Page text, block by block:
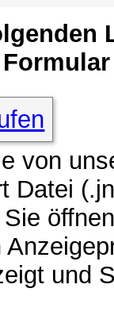
von
Datei
und